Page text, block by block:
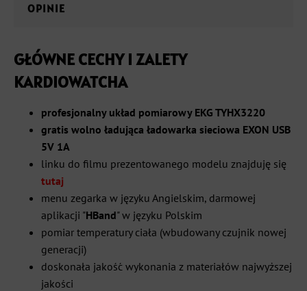
OPINIE
GŁÓWNE CECHY I ZALETY
KARDIOWATCHA
profesjonalny układ pomiarowy EKG TYHX3220
gratis wolno ładująca ładowarka sieciowa EXON USB
5V 1A
linku do filmu prezentowanego modelu znajduję się
tutaj
menu zegarka w języku Angielskim, darmowej
aplikacji "HBand" w języku Polskim
pomiar temperatury ciała (wbudowany czujnik nowej
generacji)
doskonała jakość wykonania z materiałów najwyższej
jakości